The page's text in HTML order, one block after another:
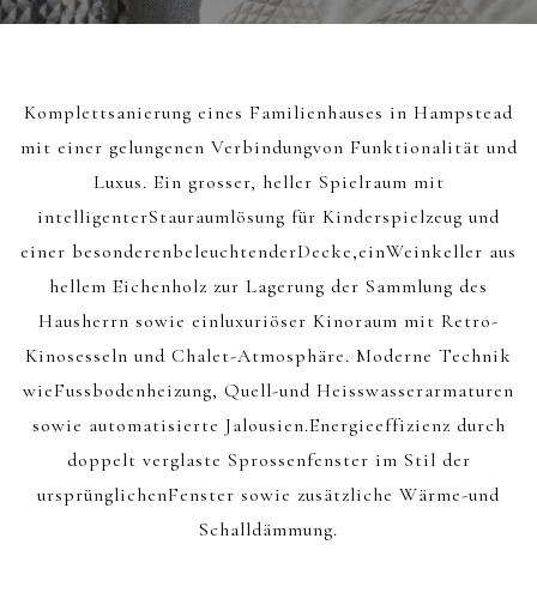
Komplettsanierung eines Familienhauses in Hampstead
mit einer gelungenen Verbindungvon Funktionalität und
Luxus. Ein grosser, heller Spielraum mit
intelligenterStauraumlösung für Kinderspielzeug und
einer besonderenbeleuchtenderDecke,einWeinkeller aus
hellem Eichenholz zur Lagerung der Sammlung des
Hausherrn sowie einluxuriöser Kinoraum mit Retro-
Kinosesseln und Chalet-Atmosphäre. Moderne Technik
wieFussbodenheizung, Quell-und Heisswasserarmaturen
sowie automatisierte Jalousien.Energieeffizienz durch
doppelt verglaste Sprossenfenster im Stil der
ursprünglichenFenster sowie zusätzliche Wärme-und
Schalldämmung.